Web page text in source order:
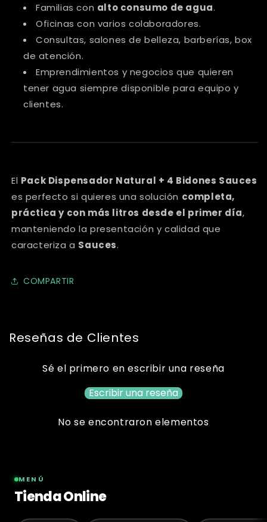
Familias con alto consumo de agua.
Oficinas con varios colaboradores.
Consultas, salones de belleza, barberías, box
de atención.
Emprendimientos y negocios que quieren
tener agua siempre disponible para equipo y
clientes.
El Pack Dispensador Natural + 4 Bidones Sauces
es perfecto si quieres una solución completa,
práctica y con más litros desde el primer día,
manteniendo la presentación y calidad que
caracteriza a Sauces.
COMPARTIR
Reseñas de Clientes
Sé el primero en escribir una reseña
Escribir una reseña
No se encontraron elementos
MENÚ
Tienda Online